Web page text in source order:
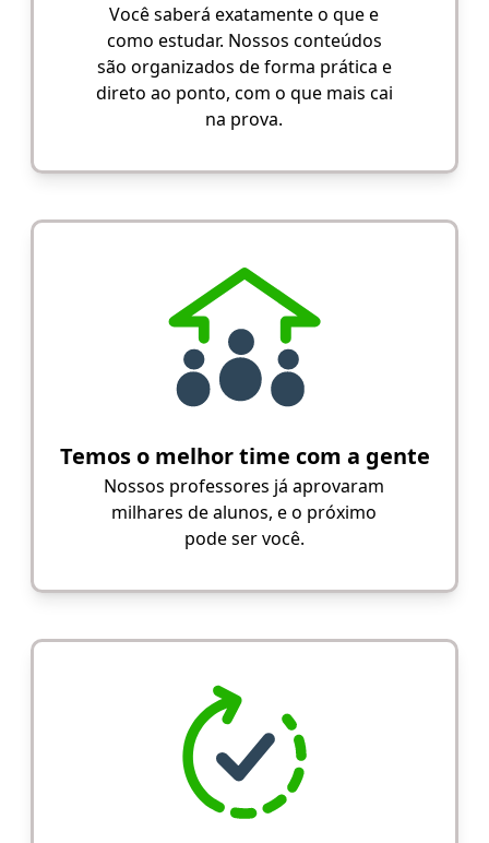
Você saberá exatamente o que e
como estudar. Nossos conteúdos
são organizados de forma prática e
direto ao ponto, com o que mais cai
na prova.
Temos o melhor time com a gente
Nossos professores já aprovaram
milhares de alunos, e o próximo
pode ser você.